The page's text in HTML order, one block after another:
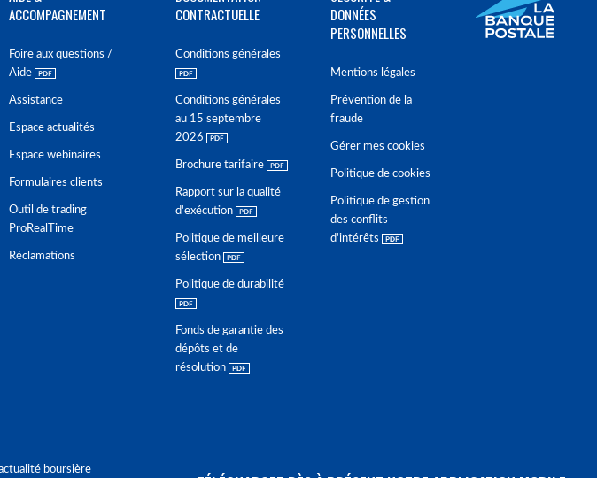
ACCOMPAGNEMENT
Foire aux questions /
Aide
Assistance
Espace actualités
Espace webinaires
Formulaires clients
Outil de trading
ProRealTime
Réclamations
CONTRACTUELLE
Conditions générales
Conditions générales
au 15 septembre
2026
Brochure tarifaire
Rapport sur la qualité
d'exécution
Politique de meilleure
sélection
Politique de durabilité
Fonds de garantie des
dépôts et de
résolution
DONNÉES
PERSONNELLES
Mentions légales
Prévention de la
fraude
Gérer mes cookies
Politique de cookies
Politique de gestion
des conflits
d'intérêts
boursière